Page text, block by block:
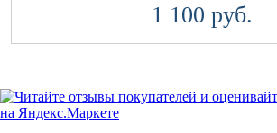
1 100 руб.